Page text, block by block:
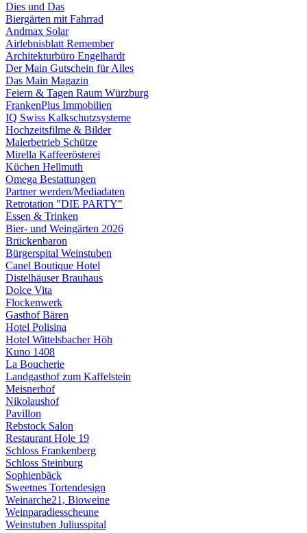
Dies und Das
Biergärten mit Fahrrad
Andmax Solar
Airlebnisblatt Remember
Architekturbüro Engelhardt
Der Main Gutschein für Alles
Das Main Magazin
Feiern & Tagen Raum Würzburg
FrankenPlus Immobilien
IQ Swiss Kalkschutzsysteme
Hochzeitsfilme & Bilder
Malerbetrieb Schütze
Mirella Kaffeerösterei
Küchen Hellmuth
Omega Bestattungen
Partner werden/Mediadaten
Retrotation "DIE PARTY"
Essen & Trinken
Bier- und Weingärten 2026
Brückenbaron
Bürgerspital Weinstuben
Canel Boutique Hotel
Distelhäuser Brauhaus
Dolce Vita
Flockenwerk
Gasthof Bären
Hotel Polisina
Hotel Wittelsbacher Höh
Kuno 1408
La Boucherie
Landgasthof zum Kaffelstein
Meisnerhof
Nikolaushof
Pavillon
Rebstock Salon
Restaurant Hole 19
Schloss Frankenberg
Schloss Steinburg
Sophienbäck
Sweetnes Tortendesign
Weinarche21, Bioweine
Weinparadiesscheune
Weinstuben Juliusspital